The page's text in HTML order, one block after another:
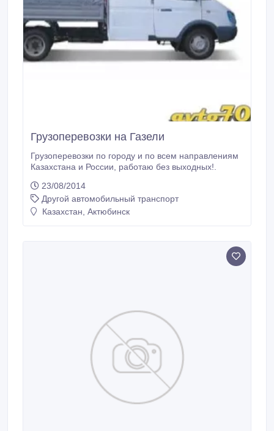
Грузоперевозки на Газели
Грузоперевозки по городу и по всем направлениям
Казахстана и России, работаю без выходных!.
23/08/2014
Другой автомобильный транспорт
Казахстан, Актюбинск